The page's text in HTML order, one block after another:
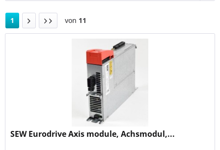
1 von 11
SEW Eurodrive Axis module, Achsmodul,...